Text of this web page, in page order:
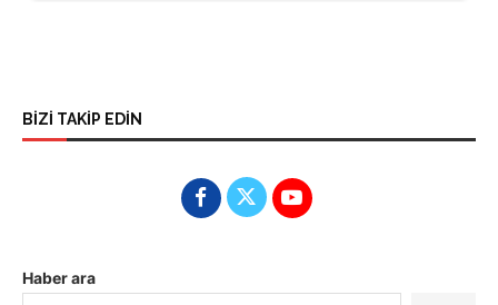
BİZİ TAKİP EDİN
Haber ara